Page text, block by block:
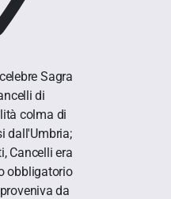
Sagra
di
colma di
dall'Umbria;
Cancelli era
obbligatorio
da